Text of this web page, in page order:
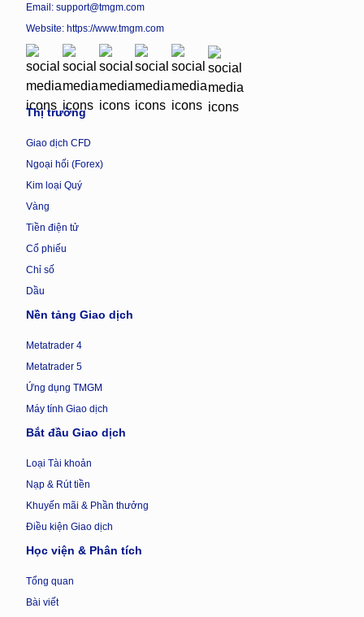
Email: support@tmgm.com
Website: https://www.tmgm.com
Thị trường
Giao dịch CFD
Ngoại hối (Forex)
Kim loại Quý
Vàng
Tiền điện tử
Cổ phiếu
Chỉ số
Dầu
Nền tảng Giao dịch
Metatrader 4
Metatrader 5
Ứng dụng TMGM
Máy tính Giao dịch
Bắt đầu Giao dịch
Loại Tài khoản
Nạp & Rút tiền
Khuyến mãi & Phần thưởng
Điều kiện Giao dịch
Học viện & Phân tích
Tổng quan
Bài viết